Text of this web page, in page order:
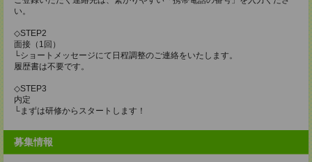
い。
◇STEP2
面接（1回）
└ショートメッセージにて日程調整のご連絡をいたします。
履歴書は不要です。
◇STEP3
内定
└まずは研修からスタートします！
募集情報